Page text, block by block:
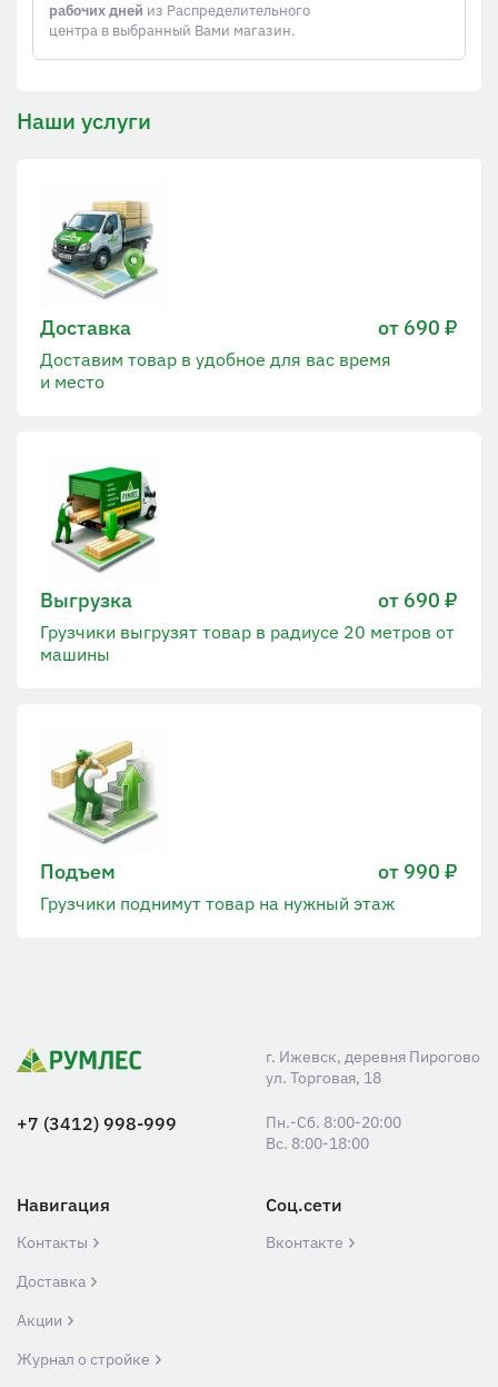
рабочих дней из Распределительного
центра в выбранный Вами магазин.
Наши услуги
Доставка от 690 ₽
Доставим товар в удобное для вас время
и место
Выгрузка от 690 ₽
Грузчики выгрузят товар в радиусе 20 метров от
машины
Подъем от 990 ₽
Грузчики поднимут товар на нужный этаж
г. Ижевск, деревня Пирогово
ул. Торговая, 18
+7 (3412) 998-999
Пн.-Сб. 8:00-20:00
Вс. 8:00-18:00
Навигация
Контакты
Доставка
Акции
Журнал о стройке
Соц.сети
Вконтакте